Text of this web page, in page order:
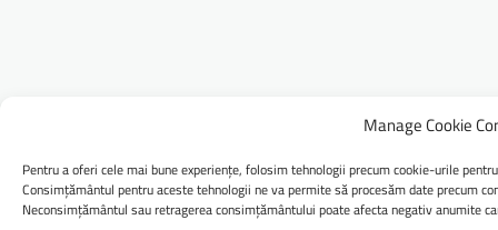
Manage Cookie
Pentru a oferi cele mai bune experiențe, folosim tehnologii precum cookie-urile
Consimțământul pentru aceste tehnologii ne va permite să procesăm date precum
Neconsimțământul sau retragerea consimțământului poate afecta negativ anumite